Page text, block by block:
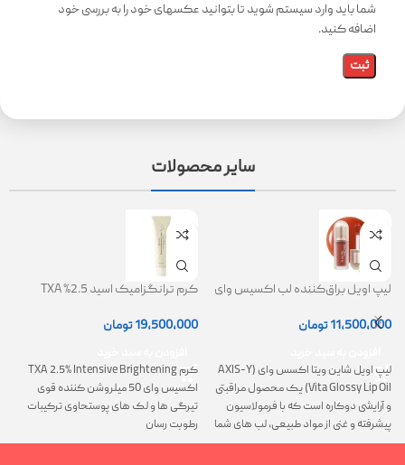
شما باید وارد سیستم شوید تا بتوانید عکسهای خود را به بررسی خود
اضافه کنید.
سایر محصولات
لیپ اویل براق‌کننده لب اکسیس وای
11,500,000تومان
لیپ اویل شاین ویتا اکسس وای (AXIS-Y
Vita Glossy Lip Oil) یک محصول مراقبتی
و آرایشی دوکاره است که با فرمولاسیون
پیشرفته و غنی از مواد طبیعی، لب های شما
را همزمان ترمیم، تغذیه و فوق العاده
کرم ترانگزامیک اسید 2.5% TXA
19,500,000تومان
کرم TXA 2.5% Intensive Brightening
اکسیس وای 50 میلروشن کننده قوی
تیرگی ها و لک های پوستحاوی ترکیبات
رطوبت رسان